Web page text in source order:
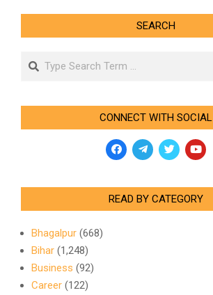
SEARCH
Search
CONNECT WITH SOCIAL
READ BY CATEGORY
Bhagalpur (668)
Bihar (1,248)
Business (92)
Career (122)